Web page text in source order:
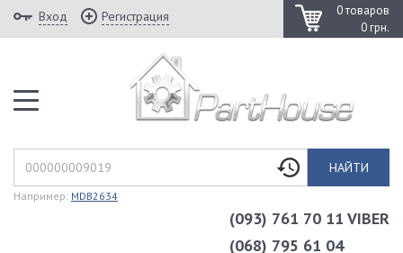
0 товаров
0 грн.
Вход Регистрация
НАЙТИ
Например: MDB2634
(093) 761 70 11 VIBER
(068) 795 61 04